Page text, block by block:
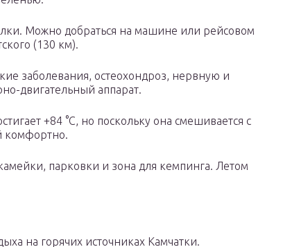
Можно добраться на машине или рейсовом
(130 км).
заболевания, остеохондроз, нервную и
двигательный аппарат.
+84 °С, но поскольку она смешивается с
комфортно.
парковки и зона для кемпинга. Летом
на горячих источниках Камчатки.